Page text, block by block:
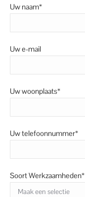
Uw naam*
Uw e-mail
Uw woonplaats*
Uw telefoonnummer*
Soort Werkzaamheden*